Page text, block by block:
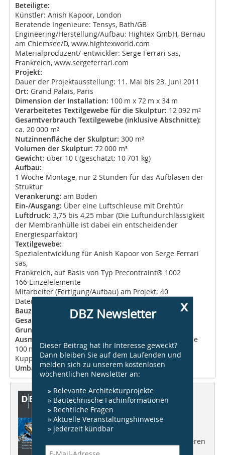
Beteiligte:
Künstler: Anish Kapoor, London
Beratende Ingenieure: Tensys, Bath/GB
Engineering/Herstellung/Aufbau: Hightex GmbH, Bernau
am Chiemsee/D, www.hightexworld.com
Materialproduzent/-entwickler: Serge Ferrari sas,
Frankreich, www.sergeferrari.com
Projekt:
Dauer der Projektausstellung: 11. Mai bis 23. Juni 2011
Ort: Grand Palais, Paris
Dimension der Installation: 100 m x 72 m x 34 m
Verarbeitetes Textilgewebe für die Skulptur: 12 092 m²
Gesamtverbrauch Textilgewebe (inklusive Abschnitte):
ca. 20 000 m²
Nutzinnenfläche der Skulptur: 300 m²
Volumen der Skulptur: 72 000 m³
Gewicht: über 10 t (geschätzt: 10 701 kg)
Aufbau:
1 Woche Montage, nur 2 Stunden für das Aufblasen der
Struktur
Verankerung: am Boden
Ein-/Ausgang: Über eine Luftschleuse mit Drehtür
Luftdruck: 3,75 bis 4,25 mbar (Die Luftundurchlässigkeit
der Membranhülle ist dabei ein entscheidender
Energiesparfaktor)
Textilgewebe:
Spezialentwicklung für Anish Kapoor von Serge Ferrari
sas,
Frankreich, auf Basis von Typ Precontraint® 1002
166 Einzelelemente
Mitarbeiter (Fertigung/Aufbau) am Projekt: 40
Daten Grand Palais
Bauzeit:
1897-1900
Gesamtfläche:
72 000 m²
Grundfläche Hauptschiff:
Ausmaße Hauptschiff:
Länge 200 m, Breite 50 m sowie
100 m im Bereich der Kuppel – Höhe 45 m unter der
Kuppel, 35 m im Nord- und Südflügel, 60 m im Turm
Umbauter Raum im Hauptschiff:450 000 m³
Dieser Artikel erschien in
DBZ 12/2011
Materialien
entdecken, formen, experimentieren
x
DBZ Newsletter
Dieser Beitrag hat Ihr Interesse geweckt?
Dann bleiben Sie auf dem Laufenden und
melden sich zu unserem kostenlosen
wöchentlichen Newsletter an:
» Relevante Architekturprojekte
» Bautechnische Fachinformationen
» Rechtliche Fragen
» Aktuelle Veranstaltungshinweise
» jederzeit kündbar